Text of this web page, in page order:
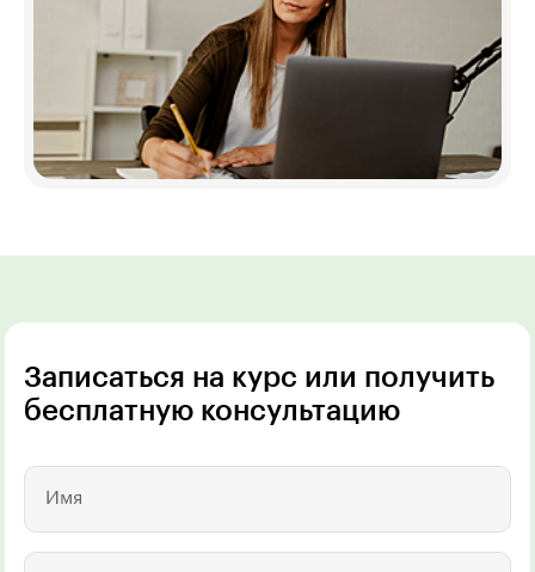
Записаться на курс или получить
бесплатную консультацию
Имя